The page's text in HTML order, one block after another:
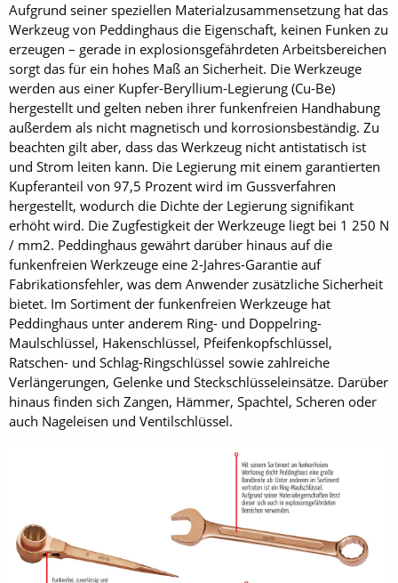
Aufgrund seiner speziellen Materialzusammensetzung hat das
Werkzeug von Peddinghaus die Eigenschaft, keinen Funken zu
erzeugen – gerade in explosionsgefährdeten Arbeitsbereichen
sorgt das für ein hohes Maß an Sicherheit. Die Werkzeuge
werden aus einer Kupfer-Beryllium-Legierung (Cu-Be)
hergestellt und gelten neben ihrer funkenfreien Handhabung
außerdem als nicht magnetisch und korrosionsbeständig. Zu
beachten gilt aber, dass das Werkzeug nicht antistatisch ist
und Strom leiten kann. Die Legierung mit einem garantierten
Kupferanteil von 97,5 Prozent wird im Gussverfahren
hergestellt, wodurch die Dichte der Legierung signifikant
erhöht wird. Die Zugfestigkeit der Werkzeuge liegt bei 1 250 N
/ mm2. Peddinghaus gewährt darüber hinaus auf die
funkenfreien Werkzeuge eine 2-­Jahres-Garantie auf
Fabrikationsfehler, was dem Anwender zusätzliche Sicherheit
bietet. Im Sortiment der funkenfreien Werkzeuge hat
Peddinghaus unter anderem Ring- und Doppelring-
Maulschlüssel, Hakenschlüssel, Pfeifenkopfschlüssel,
Ratschen- und Schlag-Ringschlüssel sowie zahlreiche
Verlängerungen, Gelenke und Steckschlüsseleinsätze. Darüber
hinaus finden sich Zangen, Hämmer, Spachtel, Scheren oder
auch Nageleisen und Ventilschlüssel.